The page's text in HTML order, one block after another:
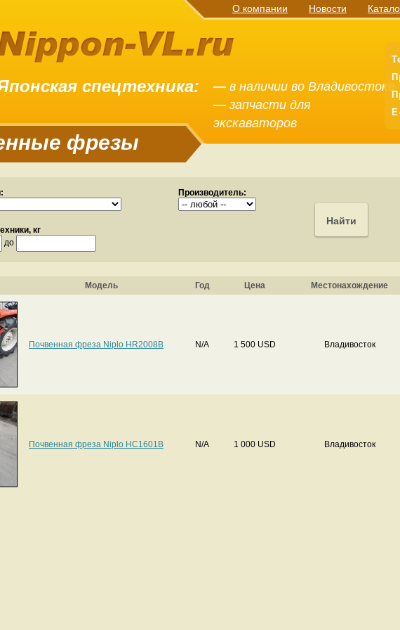
О компании Новости
спецтехника: — в наличии во Владивостоке
— запчасти для
экскаваторов
фрезы
Производитель:
кг
до
Модель Год Цена Местонахождение
Почвенная фреза Niplo HR2008B N/A 1 500 USD Владивосток
Почвенная фреза Niplo HC1601B N/A 1 000 USD Владивосток